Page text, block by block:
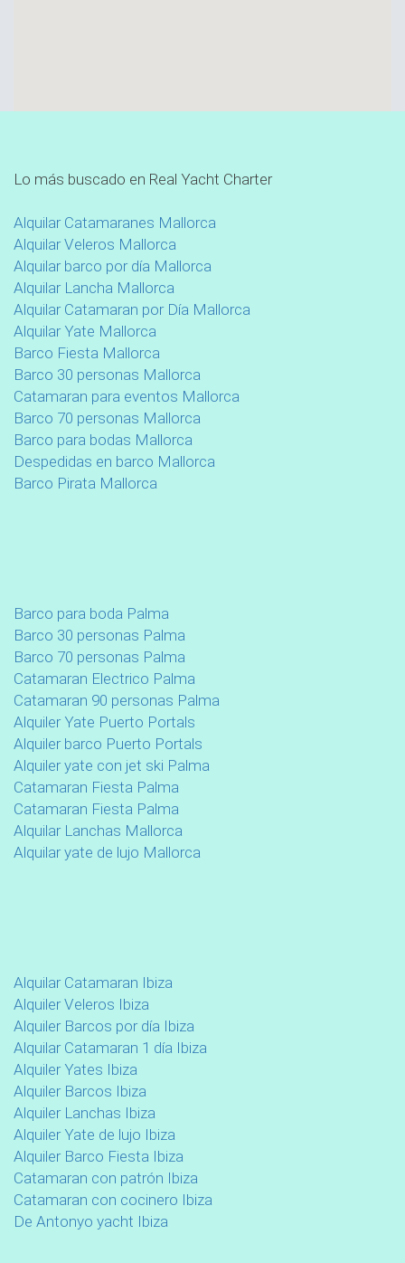
Lo más buscado en Real Yacht Charter
Alquilar Catamaranes Mallorca
Alquilar Veleros Mallorca
Alquilar barco por día Mallorca
Alquilar Lancha Mallorca
Alquilar Catamaran por Día Mallorca
Alquilar Yate Mallorca
Barco Fiesta Mallorca
Barco 30 personas Mallorca
Catamaran para eventos Mallorca
Barco 70 personas Mallorca
Barco para bodas Mallorca
Despedidas en barco Mallorca
Barco Pirata Mallorca
Barco para boda Palma
Barco 30 personas Palma
Barco 70 personas Palma
Catamaran Electrico Palma
Catamaran 90 personas Palma
Alquiler Yate Puerto Portals
Alquiler barco Puerto Portals
Alquiler yate con jet ski Palma
Catamaran Fiesta Palma
Catamaran Fiesta Palma
Alquilar Lanchas Mallorca
Alquilar yate de lujo Mallorca
Alquilar Catamaran Ibiza
Alquiler Veleros Ibiza
Alquiler Barcos por día Ibiza
Alquilar Catamaran 1 día Ibiza
Alquiler Yates Ibiza
Alquiler Barcos Ibiza
Alquiler Lanchas Ibiza
Alquiler Yate de lujo Ibiza
Alquiler Barco Fiesta Ibiza
Catamaran con patrón Ibiza
Catamaran con cocinero Ibiza
De Antonyo yacht Ibiza